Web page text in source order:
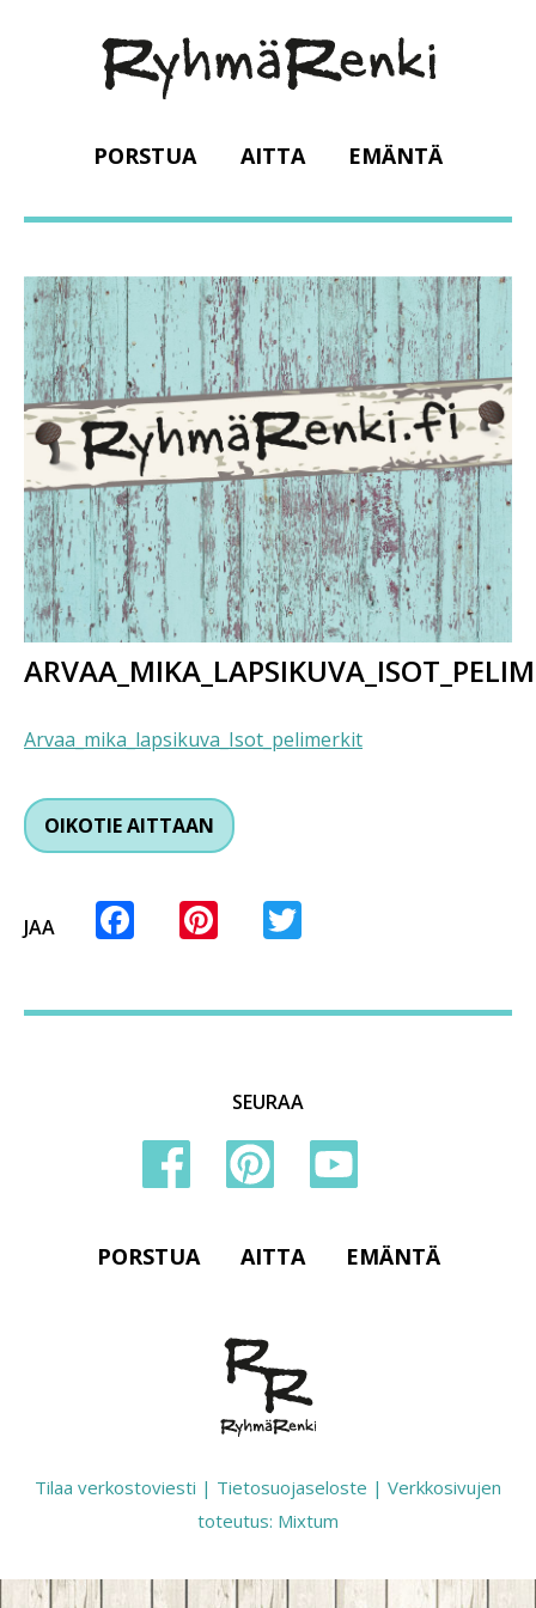
PORSTUA AITTA EMÄNTÄ
Arvaa_mika_lapsikuva_Isot_pelimerkit
OIKOTIE AITTAAN
JAA Facebook
Pinterest
SEURAA
PORSTUA AITTA EMÄNTÄ
Tilaa verkostoviesti | Tietosuojaseloste | Verkkosivujen
toteutus: Mixtum